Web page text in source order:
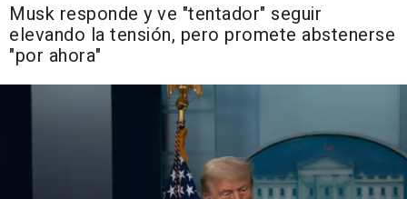
Musk responde y ve "tentador" seguir
elevando la tensión, pero promete abstenerse
"por ahora"